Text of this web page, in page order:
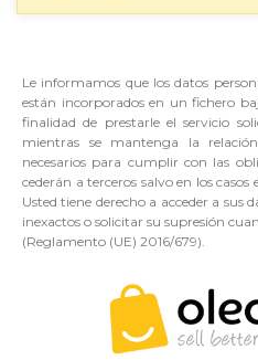
Le informamos que los datos
están incorporados en un fichero
finalidad de prestarle el servicio
mientras se mantenga la
necesarios para cumplir con las
cederán a terceros salvo en los
Usted tiene derecho a acceder a sus
inexactos o solicitar su supresión
(Reglamento (UE) 2016/679).